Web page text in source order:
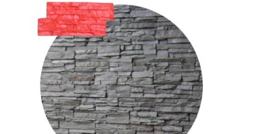
original
era:
$47.680.
actual
es:
$38.610.